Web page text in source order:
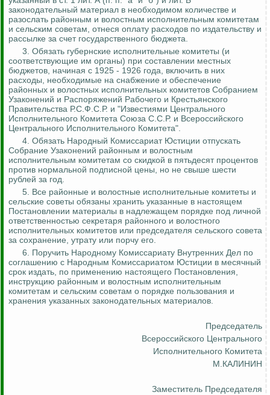
законодательный материал в необходимом количестве и
разослать районным и волостным исполнительным комитетам
и сельским советам, отнеся оплату расходов по издательству и
рассылке за счет государственного бюджета.
3. Обязать губернские исполнительные комитеты (и
соответствующие им органы) при составлении местных
бюджетов, начиная с 1925 - 1926 года, включить в них
расходы, необходимые на снабжение и обеспечение
районных и волостных исполнительных комитетов Собранием
Узаконений и Распоряжений Рабочего и Крестьянского
Правительства Р.С.Ф.С.Р. и "Известиями Центрального
Исполнительного Комитета Союза С.С.Р. и Всероссийского
Центрального Исполнительного Комитета".
4. Обязать Народный Комиссариат Юстиции отпускать
Собрание Узаконений районным и волостным
исполнительным комитетам со скидкой в пятьдесят процентов
против нормальной подписной цены, но не свыше шести
рублей за год.
5. Все районные и волостные исполнительные комитеты и
сельские советы обязаны хранить указанные в настоящем
Постановлении материалы в надлежащем порядке под личной
ответственностью секретаря районного и волостного
исполнительных комитетов или председателя сельского совета
за сохранение, утрату или порчу его.
6. Поручить Народному Комиссариату Внутренних Дел по
соглашению с Народным Комиссариатом Юстиции в месячный
срок издать, по применению настоящего Постановления,
инструкцию районным и волостным исполнительным
комитетам и сельским советам о порядке пользования и
хранения указанных законодательных материалов.
Председатель
Всероссийского Центрального
Исполнительного Комитета
М.КАЛИНИН
Заместитель Председателя